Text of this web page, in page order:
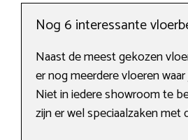
Nog 6 interessante
Naast de meest gekozen
er nog meerdere vloeren
Niet in iedere showroom te
zijn er wel speciaalzaken met